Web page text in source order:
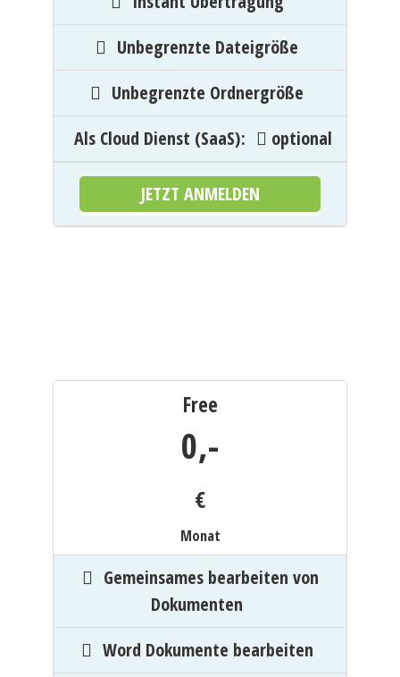
Unbegrenzte Dateigröße
Unbegrenzte Ordnergröße
Als Cloud Dienst (SaaS): optional
JETZT ANMELDEN
Free
0,-
€
Monat
Gemeinsames bearbeiten von
Dokumenten
Word Dokumente bearbeiten